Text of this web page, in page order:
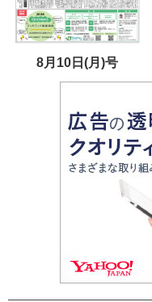
8月10日(月)号